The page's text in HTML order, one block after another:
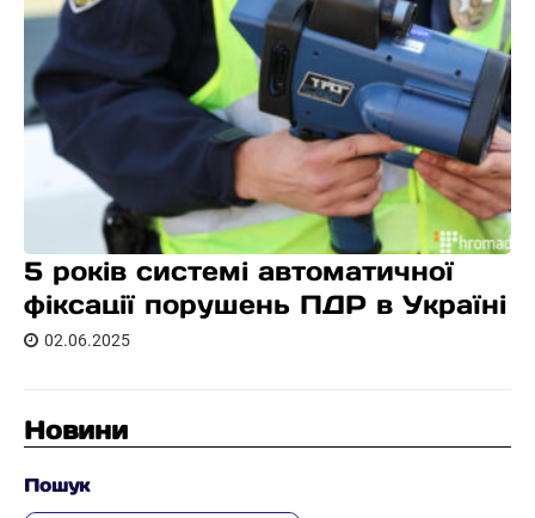
5 років системі автоматичної
фіксації порушень ПДР в Україні
02.06.2025
Новини
Пошук